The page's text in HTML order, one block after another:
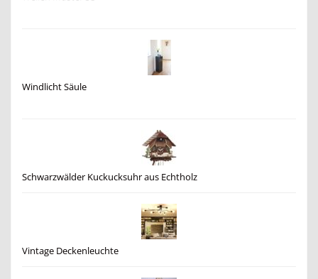
Windlicht Säule
Schwarzwälder Kuckucksuhr aus Echtholz
Vintage Deckenleuchte